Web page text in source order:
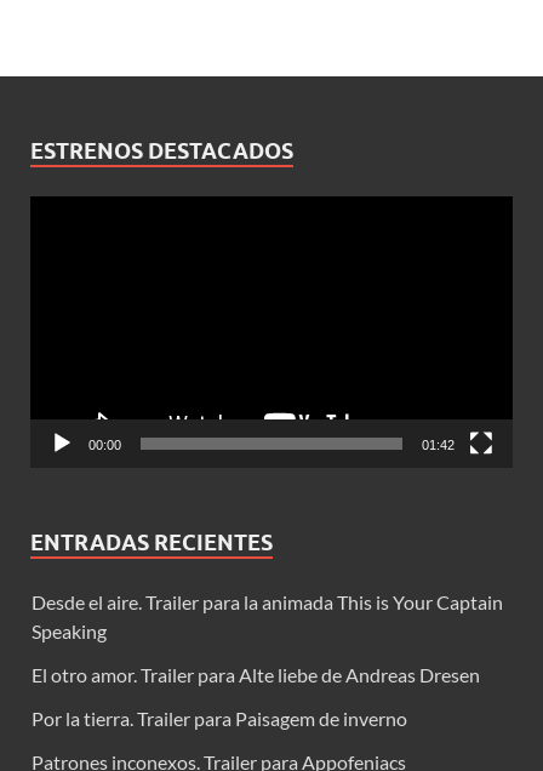
ESTRENOS DESTACADOS
00:00 01:42
ENTRADAS RECIENTES
Desde el aire. Trailer para la animada This is Your Captain
Speaking
El otro amor. Trailer para Alte liebe de Andreas Dresen
Por la tierra. Trailer para Paisagem de inverno
Patrones inconexos. Trailer para Appofeniacs